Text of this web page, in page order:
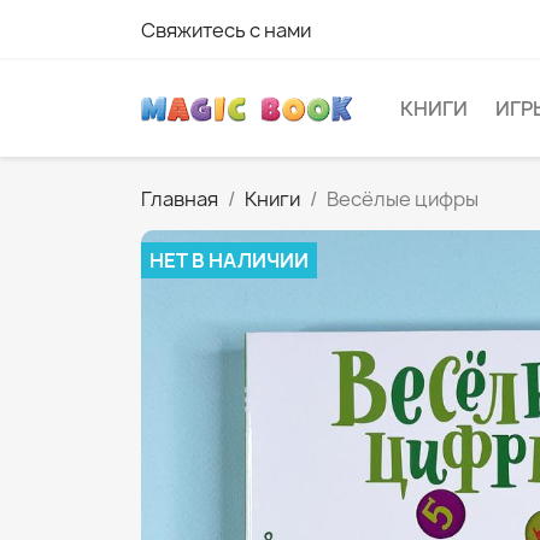
Свяжитесь с нами
КНИГИ
Главная Книги Весёлые цифры
НЕТ В НАЛИЧИИ